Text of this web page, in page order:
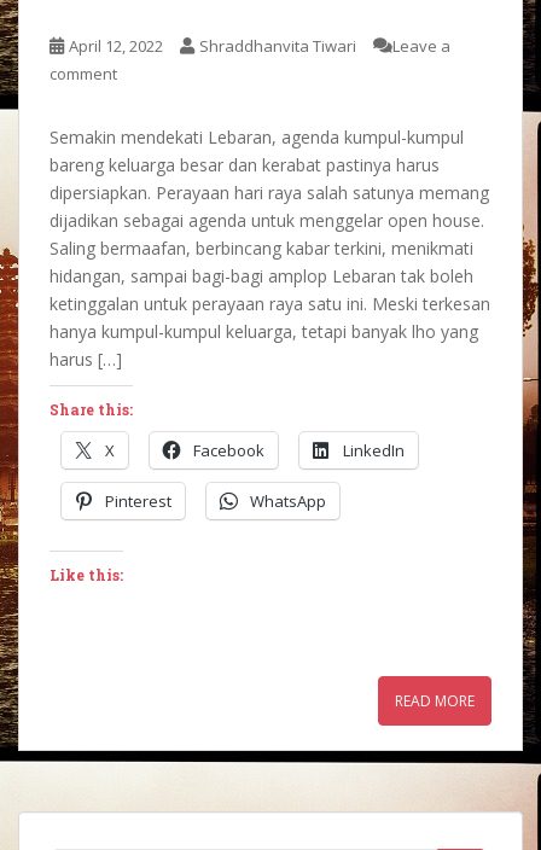
April 12, 2022 Shraddhanvita Tiwari
Leave a
comment
Semakin mendekati Lebaran, agenda kumpul-kumpul
bareng keluarga besar dan kerabat pastinya harus
dipersiapkan. Perayaan hari raya salah satunya memang
dijadikan sebagai agenda untuk menggelar open house.
Saling bermaafan, berbincang kabar terkini, menikmati
hidangan, sampai bagi-bagi amplop Lebaran tak boleh
ketinggalan untuk perayaan raya satu ini. Meski terkesan
hanya kumpul-kumpul keluarga, tetapi banyak lho yang
harus […]
Share this:
X Facebook LinkedIn
Pinterest WhatsApp
Like this:
READ MORE